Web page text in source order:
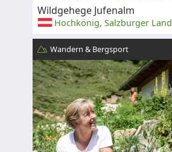
Wildgehege Jufenalm
Hochkönig, Salzburger Land
Wandern & Bergsport